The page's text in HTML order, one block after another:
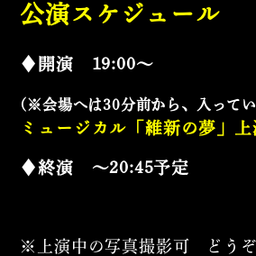
公演スケジュール
♦開演
(※会場へは30分前から、入って
ミュージカル「維新の夢」上
♦終演 ～20:45予定
※上演中の写真撮影可 どうぞ